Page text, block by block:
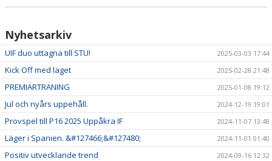
Nyhetsarkiv
UIF duo uttagna till STU! 2025-03-03 17:44
Kick Off med laget 2025-02-28 21:48
PREMIÄRTRÄNING 2025-01-08 19:12
Jul och nyårs uppehåll. 2024-12-19 19:01
Provspel till P16 2025 Uppåkra IF 2024-11-07 13:48
Läger i Spanien. &#127466;&#127480; 2024-11-01 01:40
Positiv utvecklande trend 2024-09-16 12:32